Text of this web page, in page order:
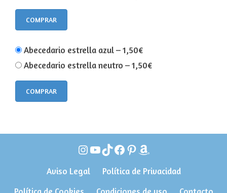
COMPRAR
Abecedario estrella azul–1,50€
Abecedario estrella neutro –1,50€
COMPRAR
Instagram
YouTube
TikTok
Facebook
Pinterest
Amazon
Aviso Legal
Política de Privacidad